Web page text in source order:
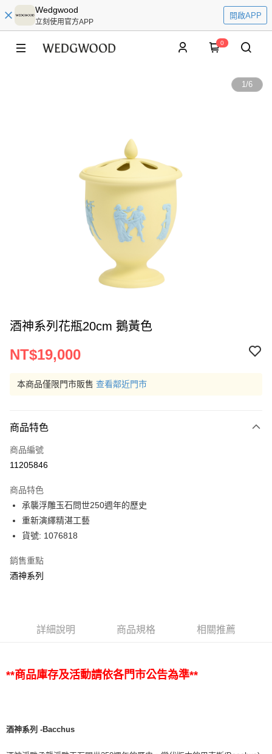
Wedgwood
立刻使用官方APP
開啟APP
0
1/6
酒神系列花瓶20cm 鵝黃色
NT$19,000
本商品僅限門市販售 查看鄰近門市
商品特色
商品編號
11205846
商品特色
承襲浮雕玉石問世250週年的歷史
重新演繹精湛工藝
貨號: 1076818
銷售重點
酒神系列
詳細說明 商品規格 相關推薦
**商品庫存及活動請依各門市公告為準**
酒神系列 -Bacchus